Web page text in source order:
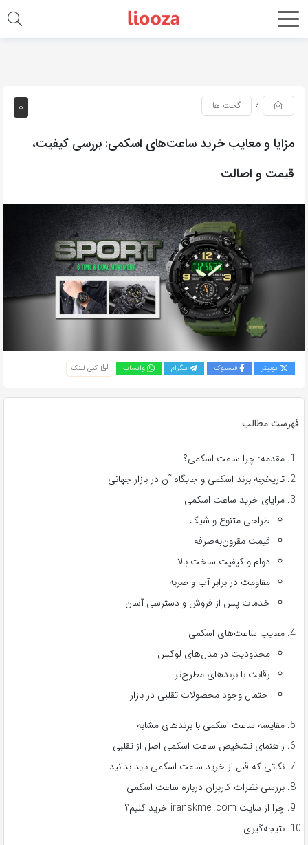
0 گجت ها
مزایا و معایب خرید ساعت‌های اسکمی: بررسی کیفیت،
قیمت و اصالت
توییتر فیسبوک تلگرام واتساپ کپی لینک
فهرست مطالب
مقدمه: چرا ساعت اسکمی؟
تاریخچه برند اسکمی و جایگاه آن در بازار جهانی
مزایای خرید ساعت اسکمی
طراحی متنوع و شیک
قیمت مقرون‌به‌صرفه
دوام و کیفیت ساخت بالا
مقاومت در برابر آب و ضربه
خدمات پس از فروش و دسترسی آسان
معایب ساعت‌های اسکمی
محدودیت در مدل‌های لوکس
رقابت با برندهای مطرح‌تر
احتمال وجود محصولات تقلبی در بازار
مقایسه ساعت اسکمی با برندهای مشابه
راهنمای تشخیص ساعت اسکمی اصل از تقلبی
نکاتی که قبل از خرید ساعت اسکمی باید بدانید
بررسی نظرات کاربران درباره ساعت اسکمی
چرا از سایت iranskmei.com خرید کنیم؟
نتیجه‌گیری